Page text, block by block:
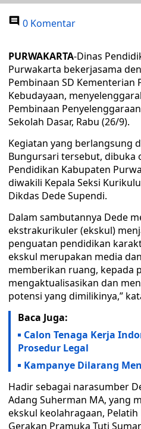
0 Komentar
PURWAKARTA-Dinas
Purwakarta bekerjasama
Pembinaan SD Kementerian
Kebudayaan,
Pembinaan
Sekolah Dasar, Rabu (26/9).
Kegiatan yang berlangsung
Bungursari tersebut, dibuka
Pendidikan Kabupaten
diwakili Kepala Seksi
Dikdas Dede Supendi.
Dalam sambutannya Dede
ekstrakurikuler (ekskul)
penguatan pendidikan
ekskul merupakan media
memberikan ruang, kepada
mengaktualisasikan dan
potensi yang dimilikinya,”
Baca Juga:
Calon Tenaga Kerja
Prosedur Legal
Kampanye Dilarang
Hadir sebagai narasumber
Adang Suherman MA, yang
ekskul keolahragaan,
Gerakan Pramuka Tuti